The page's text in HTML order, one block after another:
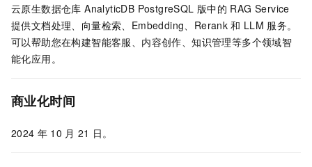
云原生数据仓库 AnalyticDB PostgreSQL 版中的 RAG Service
提供文档处理、向量检索、Embedding、Rerank 和 LLM 服务。
可以帮助您在构建智能客服、内容创作、知识管理等多个领域智
能化应用。
商业化时间
2024 年 10 月 21 日。